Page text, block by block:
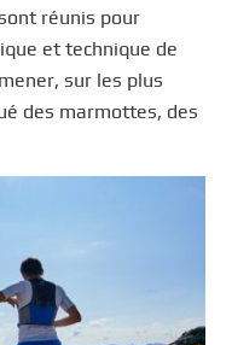
réunis pour
et technique de
sur les plus
des marmottes, des